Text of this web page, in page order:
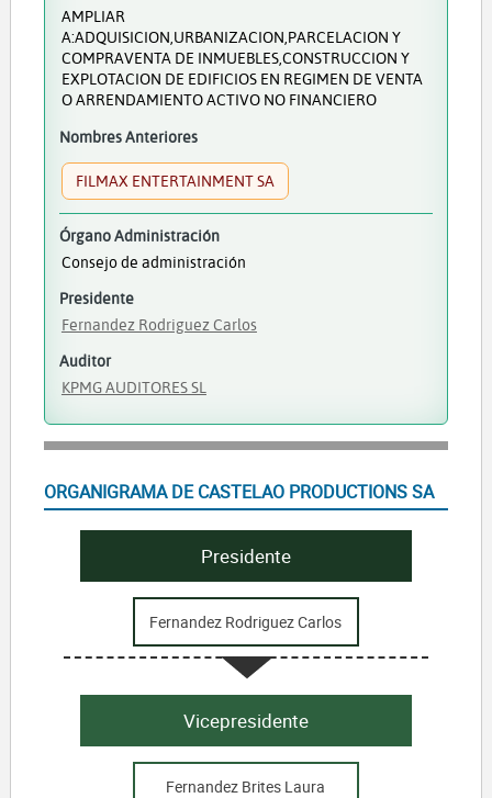
AMPLIAR
A:ADQUISICION,URBANIZACION,PARCELACION Y
COMPRAVENTA DE INMUEBLES,CONSTRUCCION Y
EXPLOTACION DE EDIFICIOS EN REGIMEN DE VENTA
O ARRENDAMIENTO ACTIVO NO FINANCIERO
Nombres Anteriores
FILMAX ENTERTAINMENT SA
Órgano Administración
Consejo de administración
Presidente
Fernandez Rodriguez Carlos
Auditor
KPMG AUDITORES SL
ORGANIGRAMA DE CASTELAO PRODUCTIONS SA
Presidente
Fernandez Rodriguez Carlos
Vicepresidente
Fernandez Brites Laura